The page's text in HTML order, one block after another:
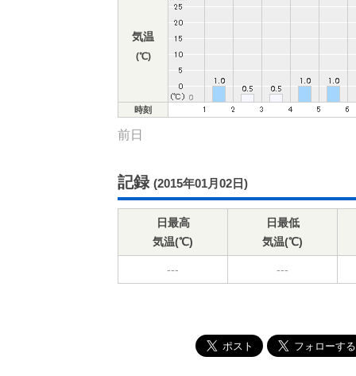
気温
(℃)
時刻
前日
記録 (2015年01月02日)
日最高
気温(℃)
日最低
気温(℃)
--- ---